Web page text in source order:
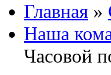
Главная »
Наша
Часовой